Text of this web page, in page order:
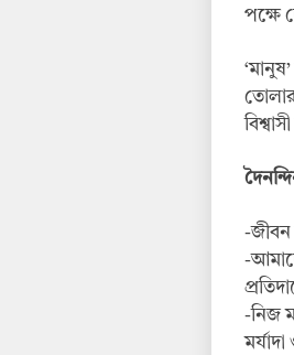
পক্ষে
-জীবন
-
-নিজ